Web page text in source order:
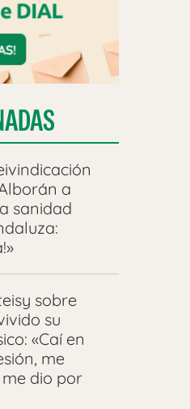
a
sanidad
sobre
su
«Caí en
me
dio por